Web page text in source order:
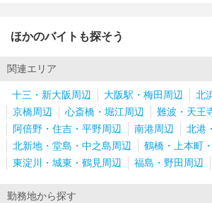
ほかのバイトも探そう
関連エリア
十三・新大阪周辺 大阪駅・梅田周辺
北
京橋周辺
心斎橋・堀江周辺
難波・天王
阿倍野・住吉・平野周辺
南港周辺
北港
北新地・堂島・中之島周辺
鶴橋・上本町
東淀川・城東・鶴見周辺
福島・野田周辺
勤務地から探す